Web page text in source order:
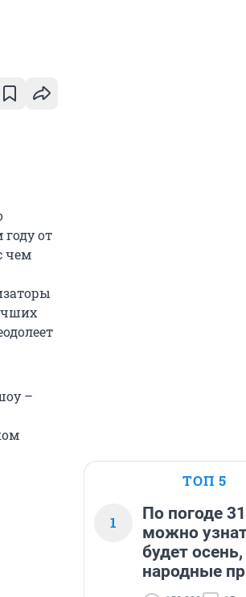
от
чем
–
ТОП 5
1
По погоде
можно
будет
народные